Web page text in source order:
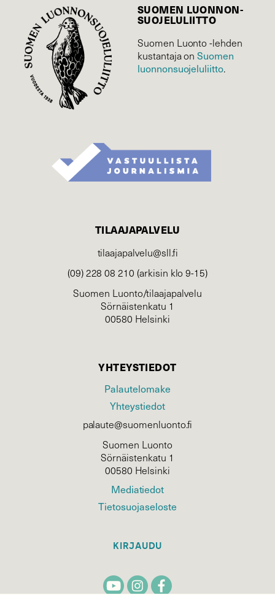
SUOMEN LUONNON­
SUOJELU­LIITTO
Suomen Luonto -lehden
kustantaja onSuomen
luonnonsuojelu­liitto.
TILAAJAPALVELU
tilaajapalvelu@sll.fi
(09) 228 08 210 (arkisin klo 9-15)
Suomen Luonto/tilaajapalvelu
Sörnäistenkatu 1
00580 Helsinki
YHTEYSTIEDOT
Palautelomake
Yhteystiedot
palaute@suomenluonto.fi
Suomen Luonto
Sörnäistenkatu 1
00580 Helsinki
Mediatiedot
Tietosuojaseloste
KIRJAUDU